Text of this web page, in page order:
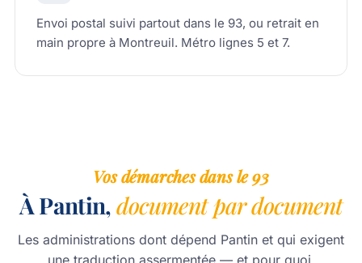
Envoi postal suivi partout dans le 93, ou retrait en
main propre à Montreuil. Métro lignes 5 et 7.
Vos démarches dans le 93
À Pantin,document par document
Les administrations dont dépend Pantin et qui exigent
une traduction assermentée — et pour quoi.